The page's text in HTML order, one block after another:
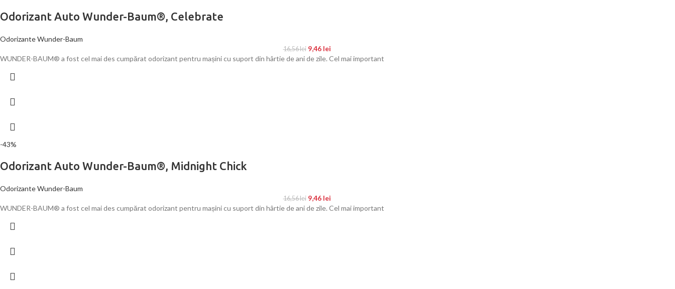
Odorizant Auto Wunder-Baum®, Celebrate
Odorizante Wunder-Baum
16,56lei 9,46 lei
WUNDER-BAUM® a fost cel mai des cumpărat odorizant pentru mașini cu suport din hârtie de ani de zile. Cel mai important
-43%
Odorizant Auto Wunder-Baum®, Midnight Chick
Odorizante Wunder-Baum
16,56lei 9,46 lei
WUNDER-BAUM® a fost cel mai des cumpărat odorizant pentru mașini cu suport din hârtie de ani de zile. Cel mai important